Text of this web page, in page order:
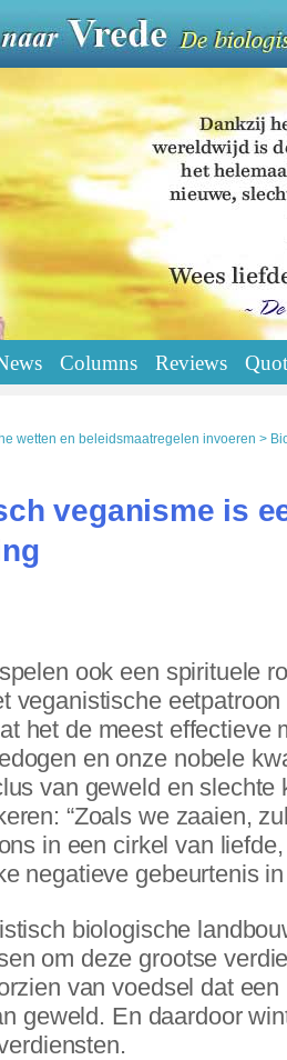
Columns Reviews
wetten en beleidsmaatregelen invoeren >
veganisme is
ook een spirituele
veganistische
het de meest effectieve
en onze nobele
van geweld en slechte
“Zoals we zaaien,
in een cirkel van
negatieve gebeurtenis
biologische
om deze grootse
van voedsel dat
geweld. En daardoor